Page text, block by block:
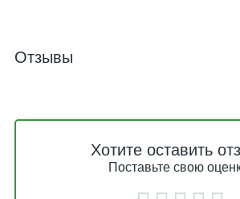
Отзывы
Хотите оставить
Поставьте свою